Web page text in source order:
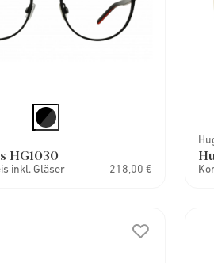
HG1030
inkl. Gläser 218,00 €